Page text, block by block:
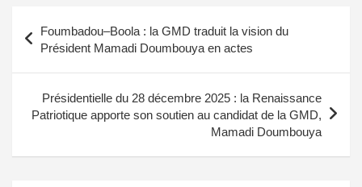
de
l’article
Foumbadou–Boola : la GMD traduit la vision du
Président Mamadi Doumbouya en actes
Présidentielle du 28 décembre 2025 : la Renaissance
Patriotique apporte son soutien au candidat de la GMD,
Mamadi Doumbouya